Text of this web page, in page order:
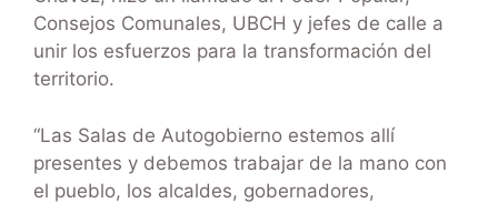
Consejos Comunales, UBCH y jefes de calle a
unir los esfuerzos para la transformación del
territorio.
“Las Salas de Autogobierno estemos allí
presentes y debemos trabajar de la mano con
el pueblo, los alcaldes, gobernadores,